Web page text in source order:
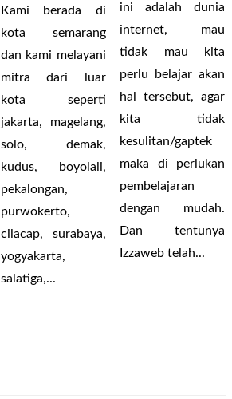
Kami berada di
kota semarang
dan kami melayani
mitra dari luar
kota seperti
jakarta, magelang,
solo, demak,
kudus, boyolali,
pekalongan,
purwokerto,
cilacap, surabaya,
yogyakarta,
salatiga,...
ini adalah dunia
internet, mau
tidak mau kita
perlu belajar akan
hal tersebut, agar
kita tidak
kesulitan/gaptek
maka di perlukan
pembelajaran
dengan mudah.
Dan tentunya
Izzaweb telah...